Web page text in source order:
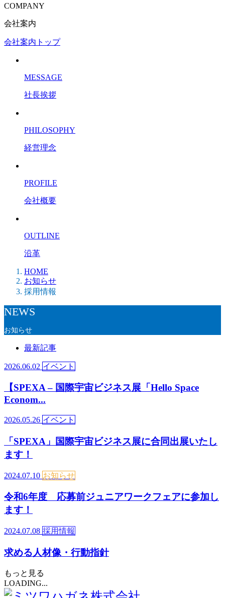
COMPANY
会社案内
会社案内トップ
MESSAGE
社長挨拶
PHILOSOPHY
経営理念
PROFILE
会社概要
OUTLINE
沿革
HOME
お知らせ
採用情報
NEWS
お知らせ
最新記事
2026.06.02 イベント
【SPEXA – 国際宇宙ビジネス展「Hello Space
Econom...
2026.05.26 イベント
「SPEXA」国際宇宙ビジネス展に合同出展いたし
ます！
2024.07.10 お知らせ
令和6年度 応募前ジュニアワークフェアに参加し
ます！
2024.07.08 採用情報
求める人材像・行動指針
もっと見る
LOADING...